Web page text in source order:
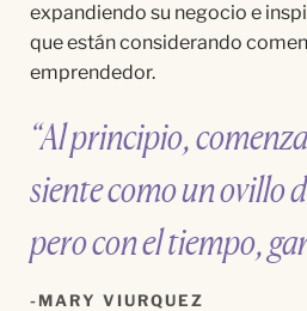
expandiendo su negocio e
que están considerando
emprendedor.
“Al principio,
siente como un ovillo
pero con el tiempo,
MARY VIURQUEZ